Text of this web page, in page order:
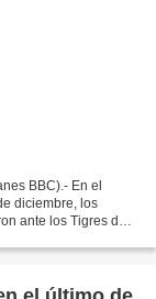
BBC).- En el
diciembre, los
ante los Tigres de